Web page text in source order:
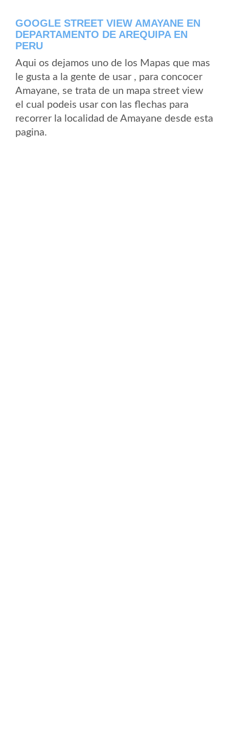
GOOGLE STREET VIEW AMAYANE EN
DEPARTAMENTO DE AREQUIPA EN
PERU
Aqui os dejamos uno de los Mapas que mas
le gusta a la gente de usar , para concocer
Amayane, se trata de un mapa street view
el cual podeis usar con las flechas para
recorrer la localidad de Amayane desde esta
pagina.